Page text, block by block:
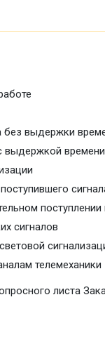
без выдержки
выдержкой времени
поступлении
сигналов
телемеханики
листа